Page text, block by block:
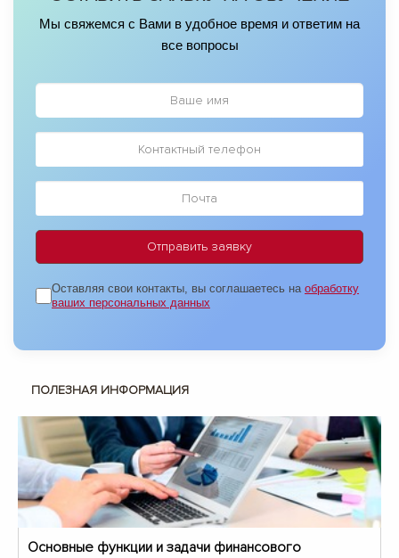
числе наших учеников.
Мы свяжемся с Вами в удобное время и ответим на
все вопросы
Оставляя свои контакты, вы соглашаетесь на обработку
ваших персональных данных
ПОЛЕЗНАЯ ИНФОРМАЦИЯ
Основные функции и задачи финансового